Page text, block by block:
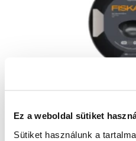
Ez a weboldal sütiket
Sütiket használunk a
4,5 l | 1075523
1075523